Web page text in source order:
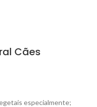
Cães
especialmente;